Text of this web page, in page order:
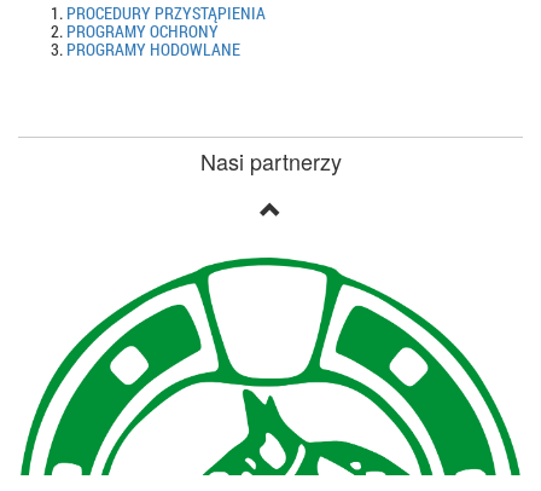
PROCEDURY PRZYSTĄPIENIA
PROGRAMY OCHRONY
PROGRAMY HODOWLANE
Nasi partnerzy